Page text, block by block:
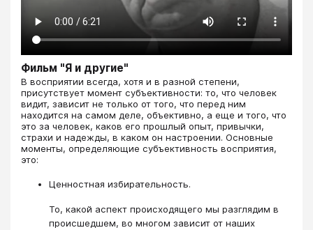
Фильм "Я и другие"
В восприятии всегда, хотя и в разной степени,
присутствует момент субъективности: то, что человек
видит, зависит не только от того, что перед ним
находится на самом деле, объективно, а еще и того, что
это за человек, каков его прошлый опыт, привычки,
страхи и надежды, в каком он настроении. Основные
моменты, определяющие субъективность восприятия,
это:
Ценностная избирательность.
То, какой аспект происходящего мы разглядим в
происшедшем, во многом зависит от наших